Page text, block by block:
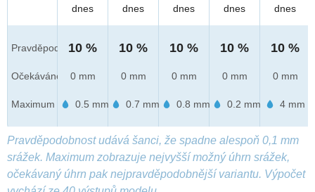
Pravděpod.
Očekáváno
Maximum
dnes
10 %
0 mm
0.5 mm
dnes
10 %
0 mm
0.7 mm
dnes
10 %
0 mm
0.8 mm
dnes
10 %
0 mm
0.2 mm
dnes
10 %
0 mm
4 mm
Pravděpodobnost udává šanci, že spadne alespoň 0,1 mm
srážek. Maximum zobrazuje nejvyšší možný úhrn srážek,
očekávaný úhrn pak nejpravděpodobnější variantu. Výpočet